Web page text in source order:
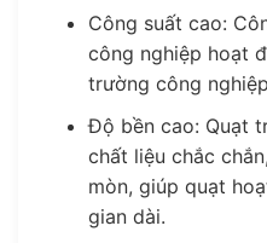
Công suất cao:
công nghiệp hoạt
trường công
Độ bền cao: Quạt
chất liệu chắc
mòn, giúp quạt
gian dài.